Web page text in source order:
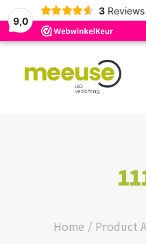
9,0
3 Reviews
BUDGET ASSORTIMENT
WEBSHOP
Home Product